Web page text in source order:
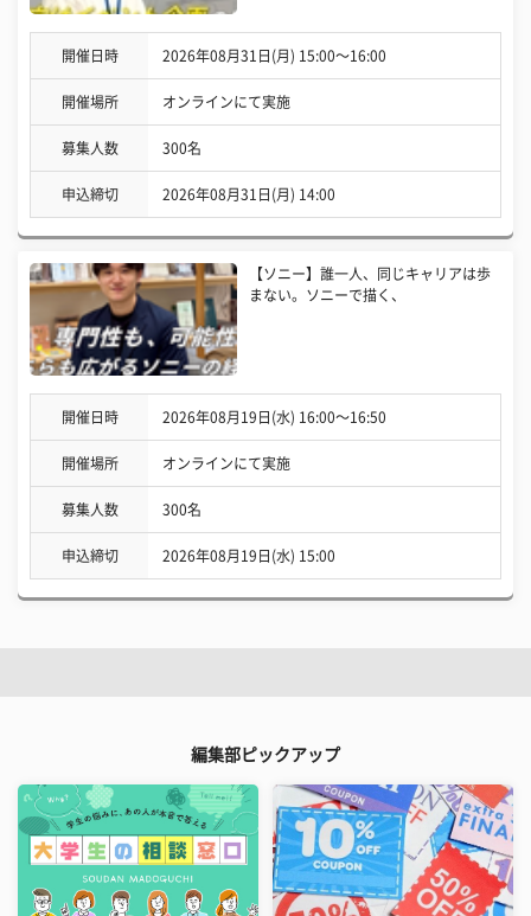
開催日時 2026年08月31日(月) 15:00〜16:00
開催場所 オンラインにて実施
募集人数 300名
申込締切 2026年08月31日(月) 14:00
【ソニー】誰一人、同じキャリアは歩
まない。ソニーで描く、
開催日時 2026年08月19日(水) 16:00〜16:50
開催場所 オンラインにて実施
募集人数 300名
申込締切 2026年08月19日(水) 15:00
編集部ピックアップ